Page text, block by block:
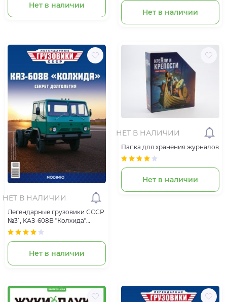
Нет в наличии
Нет в наличии
НЕТ В НАЛИЧИИ
Легендарные грузовики СССР
№31, КАЗ-608В "Колхида"
Секрет Долголетия
Нет в наличии
НЕТ В НАЛИЧИИ
Папка для хранения журналов
Нет в наличии